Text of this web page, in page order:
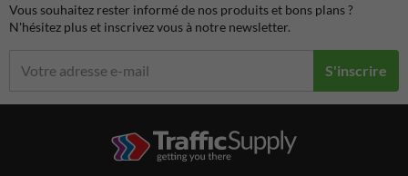
Vous souhaitez rester informé de nos produits et bons plans ?
N'hésitez plus et inscrivez vous à notre newsletter.
S'inscrire